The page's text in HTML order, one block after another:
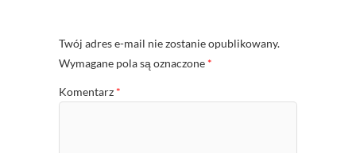
Twój adres e-mail nie zostanie opublikowany.
Wymagane pola są oznaczone *
Komentarz *